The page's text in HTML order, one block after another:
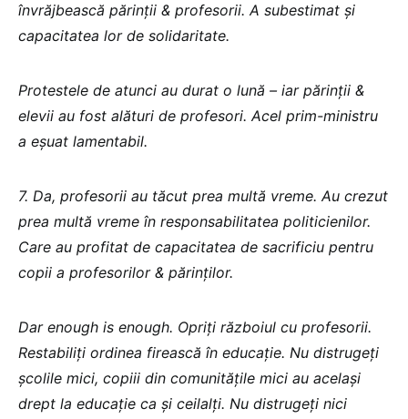
învrăjbească părinții & profesorii. A subestimat și
capacitatea lor de solidaritate.
Protestele de atunci au durat o lună – iar părinții &
elevii au fost alături de profesori. Acel prim-ministru
a eșuat lamentabil.
7. Da, profesorii au tăcut prea multă vreme. Au crezut
prea multă vreme în responsabilitatea politicienilor.
Care au profitat de capacitatea de sacrificiu pentru
copii a profesorilor & părinților.
Dar enough is enough. Opriți războiul cu profesorii.
Restabiliți ordinea firească în educație. Nu distrugeți
școlile mici, copiii din comunitățile mici au același
drept la educație ca și ceilalți. Nu distrugeți nici